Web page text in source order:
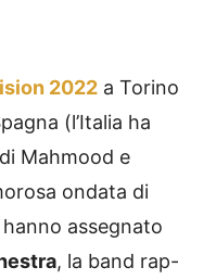
2022 a Torino
(l’Italia ha
Mahmood e
ondata di
assegnato
, la band rap-